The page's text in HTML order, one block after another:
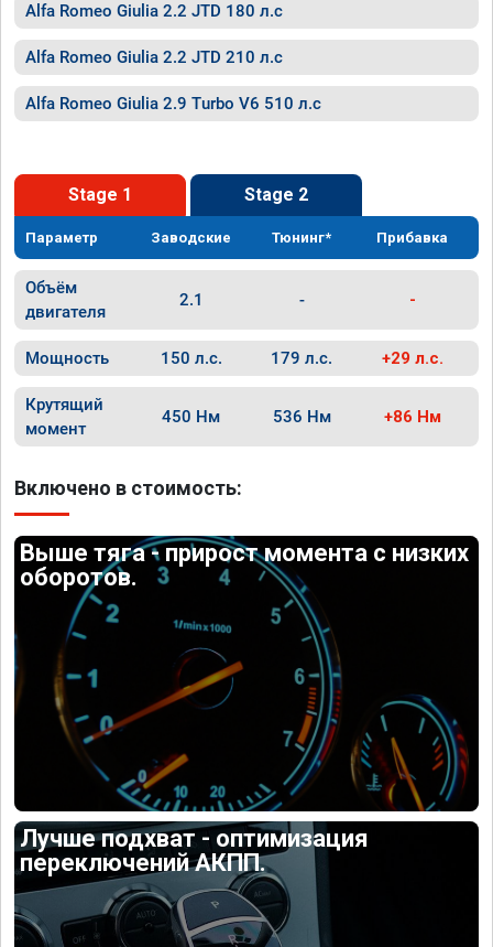
Alfa Romeo Giulia 2.2 JTD 180 л.с
Alfa Romeo Giulia 2.2 JTD 210 л.с
Alfa Romeo Giulia 2.9 Turbo V6 510 л.с
Stage 1 Stage 2
Параметр Заводские Тюнинг* Прибавка
Объём
двигателя
2.1 - -
Мощность 150 л.с. 179 л.с. +29 л.с.
Крутящий
момент
450 Нм 536 Нм +86 Нм
Включено в стоимость:
Выше тяга - прирост момента с низких
оборотов.
Лучше подхват - оптимизация
переключений АКПП.